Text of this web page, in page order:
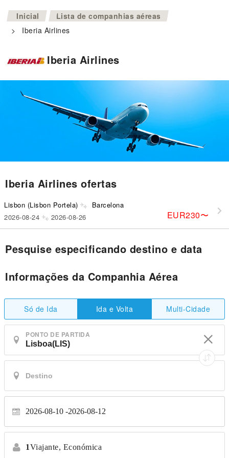
Inicial >
Lista de companhias aéreas
>
Iberia Airlines
Iberia Airlines
Iberia Airlines ofertas
Lisbon (Lisbon Portela) Barcelona
EUR230〜
2026-08-24 2026-08-26
Pesquise especificando destino e data
Informações da Companhia Aérea
Só de Ida Ida e Volta Multi-Cidade
PONTO DE PARTIDA
2026-08-10 2026-08-12
1Viajante, Económica